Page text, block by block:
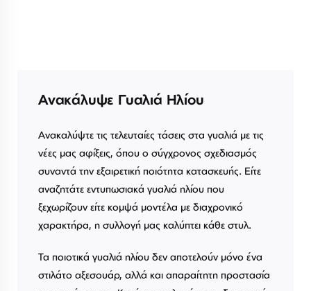
Ανακάλυψε Γυαλιά Ηλίου
Ανακαλύψτε τις τελευταίες τάσεις στα γυαλιά με τις
νέες μας αφίξεις, όπου ο σύγχρονος σχεδιασμός
συναντά την εξαιρετική ποιότητα κατασκευής. Είτε
αναζητάτε εντυπωσιακά γυαλιά ηλίου που
ξεχωρίζουν είτε κομψά μοντέλα με διαχρονικό
χαρακτήρα, η συλλογή μας καλύπτει κάθε στυλ.
Τα ποιοτικά γυαλιά ηλίου δεν αποτελούν μόνο ένα
στιλάτο αξεσουάρ, αλλά και απαραίτητη προστασία